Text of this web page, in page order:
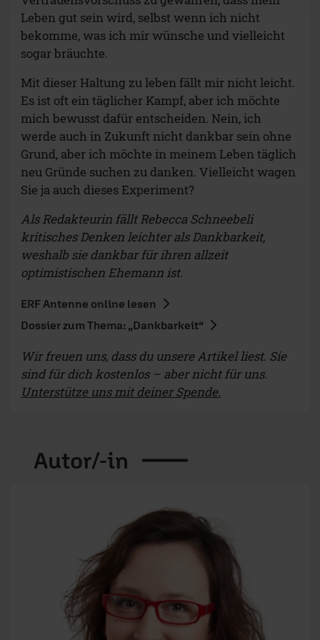
Leben gut sein wird, selbst wenn ich nicht
bekomme, was ich mir wünsche und vielleicht
sogar bräuchte.
Mit dieser Haltung zu leben fällt mir nicht leicht.
Es ist oft ein täglicher Kampf, aber ich möchte
mich bewusst dafür entscheiden. Nein, ich
werde auch in Zukunft nicht dankbar sein ohne
Grund, aber ich möchte in meinem Leben täglich
neu Gründe suchen zu danken. Vielleicht wagen
Sie ja auch dieses Experiment?
Als Redakteurin fällt Rebecca Schneebeli
kritisches Denken leichter als Dankbarkeit,
weshalb sie dankbar für ihren allzeit
optimistischen Ehemann ist.
ERF Antenne online lesen
Dossier zum Thema: „Dankbarkeit“
Wir freuen uns, dass du unsere Artikel liest. Sie
sind für dich kostenlos – aber nicht für uns.
Unterstütze uns mit deiner Spende.
Autor/-in